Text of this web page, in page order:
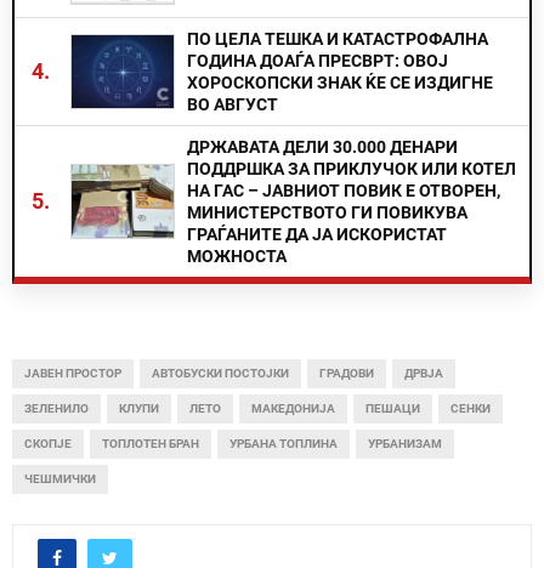
4.
ПО ЦЕЛА ТЕШКА И КАТАСТРОФАЛНА
ГОДИНА ДОАЃА ПРЕСВРТ: ОВОЈ
ХОРОСКОПСКИ ЗНАК ЌЕ СЕ ИЗДИГНЕ
ВО АВГУСТ
5.
ДРЖАВАТА ДЕЛИ 30.000 ДЕНАРИ
ПОДДРШКА ЗА ПРИКЛУЧОК ИЛИ КОТЕЛ
НА ГАС – ЈАВНИОТ ПОВИК Е ОТВОРЕН,
МИНИСТЕРСТВОТО ГИ ПОВИКУВА
ГРАЃАНИТЕ ДА ЈА ИСКОРИСТАТ
МОЖНОСТА
ЈАВЕН ПРОСТОР АВТОБУСКИ ПОСТОЈКИ ГРАДОВИ ДРВЈА
ЗЕЛЕНИЛО КЛУПИ ЛЕТО МАКЕДОНИЈА ПЕШАЦИ СЕНКИ
СКОПЈЕ ТОПЛОТЕН БРАН УРБАНА ТОПЛИНА УРБАНИЗАМ
ЧЕШМИЧКИ